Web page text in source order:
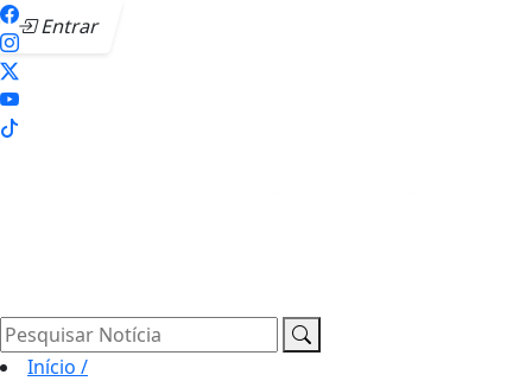
Entrar
Pesquisar Notícia
Início /